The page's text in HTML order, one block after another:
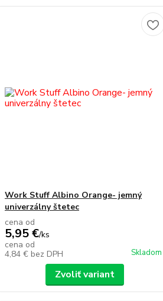
Work Stuff Albino Orange- jemný
univerzálny štetec
cena od
5,95 €/ks
cena od
4,84 € bez DPH Skladom
Zvoliť variant